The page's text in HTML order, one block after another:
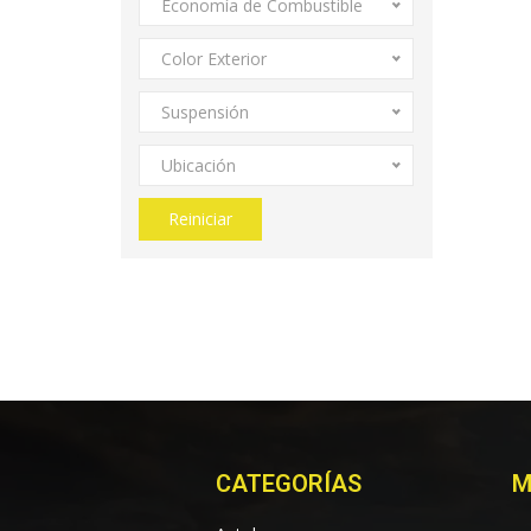
Economía de Combustible
Color Exterior
Suspensión
Ubicación
Reiniciar
CATEGORÍAS